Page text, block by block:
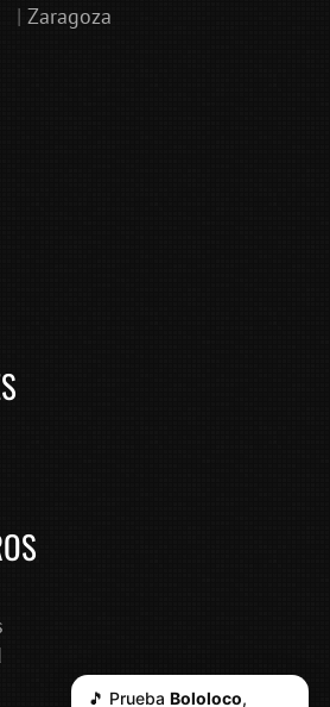
| Zaragoza
🎵 Prueba Bololoco,